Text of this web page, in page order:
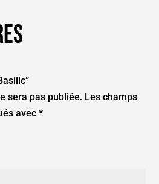
sera pas publiée. Les champs
avec*